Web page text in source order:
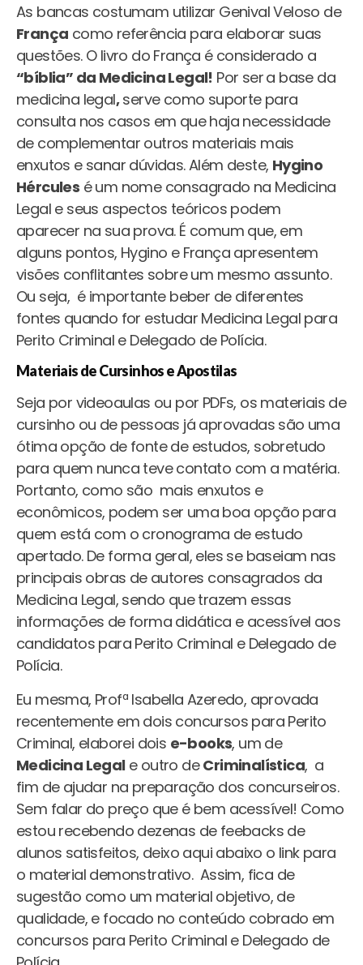
As bancas costumam utilizar Genival Veloso de
França como referência para elaborar suas
questões. O livro do França é considerado a
“bíblia” da Medicina Legal! Por sera base da
medicina legal,serve como suporte para
consulta nos casos em que haja necessidade
de complementar outros materiais mais
enxutos e sanar dúvidas. Além deste, Hygino
Hércules é um nome consagrado na Medicina
Legal e seus aspectos teóricos podem
aparecer na sua prova. É comum que, em
alguns pontos, Hygino e França apresentem
visões conflitantes sobre um mesmo assunto.
Ou seja, é importante beber de diferentes
fontes quando for estudar Medicina Legal para
Perito Criminal e Delegado de Polícia.
Materiais de Cursinhos e Apostilas
Seja por videoaulas ou por PDFs, os materiais de
cursinho ou de pessoas já aprovadas são uma
ótima opção de fonte de estudos, sobretudo
para quem nunca teve contato com a matéria.
Portanto, como são mais enxutos e
econômicos, podem ser uma boa opção para
quem está com o cronograma de estudo
apertado. De forma geral, eles se baseiam nas
principais obras de autores consagrados da
Medicina Legal, sendo que trazem essas
informações de forma didática e acessível aos
candidatos para Perito Criminal e Delegado de
Polícia.
Eu mesma, Profª Isabella Azeredo, aprovada
recentemente em dois concursos para Perito
Criminal, elaborei dois e-books, um de
Medicina Legale outro deCriminalística, a
fim de ajudar na preparação dos concurseiros.
Sem falar do preço que é bem acessível! Como
estou recebendo dezenas de feebacks de
alunos satisfeitos, deixo aqui abaixo o link para
o material demonstrativo. Assim, fica de
sugestão como um material objetivo, de
qualidade, e focado no conteúdo cobrado em
concursos para Perito Criminal e Delegado de